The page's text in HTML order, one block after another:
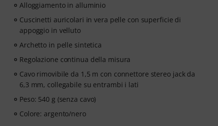
Alloggiamento in alluminio
Cuscinetti auricolari in vera pelle con superficie di
appoggio in velluto
Archetto in pelle sintetica
Regolazione continua della misura
Cavo rimovibile da 1,5 m con connettore stereo jack da
6,3 mm, collegabile su entrambi i lati
Peso: 540 g (senza cavo)
Colore: argento/nero